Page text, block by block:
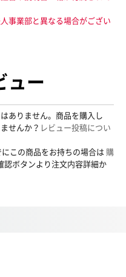
事業部と異なる場合がござい
ュー
ありません。商品を購入し
せんか？ レビュー投稿につい
この商品をお持ちの場合は 購
認ボタンより注文内容詳細か